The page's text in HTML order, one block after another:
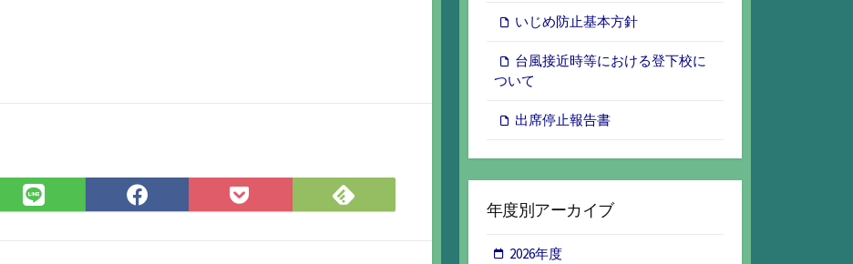
LINE
で
Facebook
で
Pocket
に
Feedly
で
いじめ防止基本方針
台風接近時等における登下校に
ついて
出席停止報告書
年度別アーカイブ
2026年度